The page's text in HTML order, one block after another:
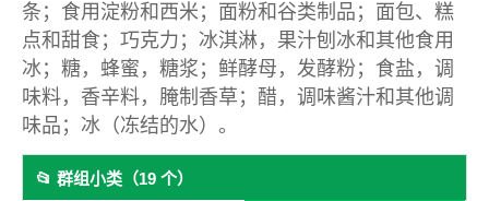
条；食用淀粉和西米；面粉和谷类制品；面包、糕
点和甜食；巧克力；冰淇淋，果汁刨冰和其他食用
冰；糖，蜂蜜，糖浆；鲜酵母，发酵粉；食盐，调
味料，香辛料，腌制香草；醋，调味酱汁和其他调
味品；冰（冻结的水）。
📂 群组小类（19 个）